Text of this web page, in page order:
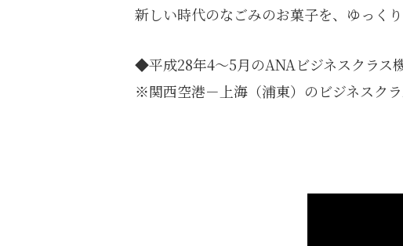
新しい時代のなごみのお菓子を、ゆっく
◆平成28年4～5月のANAビジネスクラス
※関西空港－上海（浦東）のビジネスク